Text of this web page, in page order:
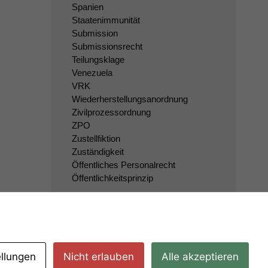
Spanien
Staatenimmunität
Submission
Submissionsrecht
Teilungsklage
Venezuela
VRK
Wiederherstellungsanordnung
Zivilprozessordnung
ZPO
Zustellfiktion
Zuständigkeit
Öffentliches Personalrecht
Öffentlichkeitsprinzip
Nicht erlauben Alle akzeptieren